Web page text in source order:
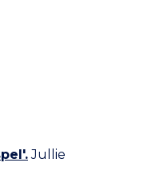
Jullie